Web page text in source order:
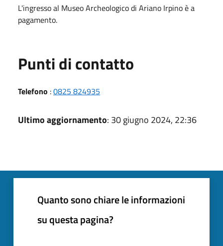
L'ingresso al Museo Archeologico di Ariano Irpino è a
pagamento.
Punti di contatto
Telefono :0825 824935
Ultimo aggiornamento: 30 giugno 2024, 22:36
Quanto sono chiare le informazioni
su questa pagina?